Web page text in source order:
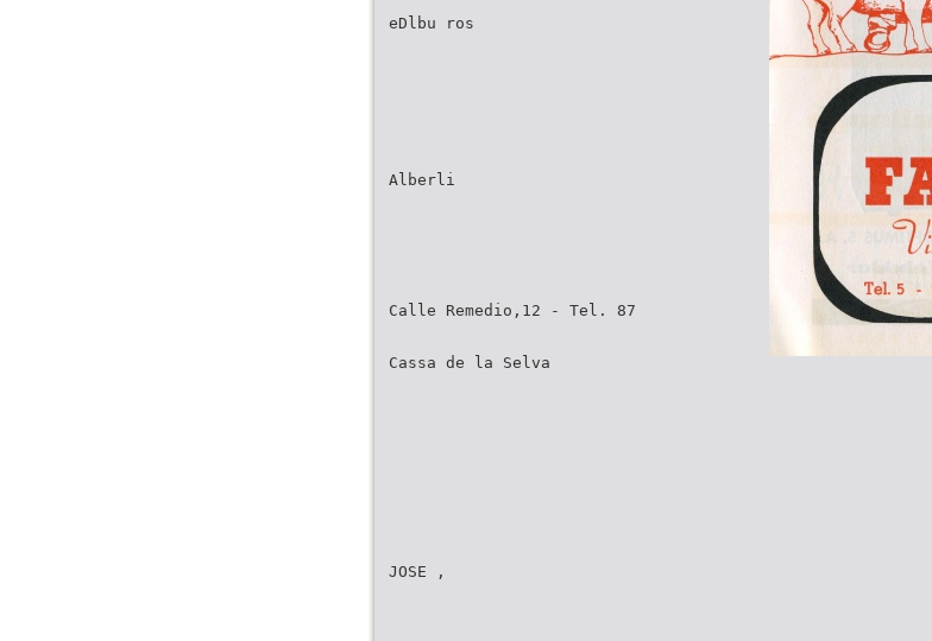
eDlbu ros
Alberli
Calle Remedio,12 - Tel. 87
Cassa de la Selva
JOSE ,